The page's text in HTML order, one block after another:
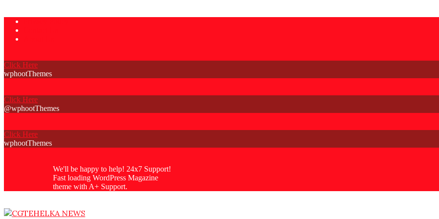
Skip
content
Click Here
wphootThemes
Click Here
@wphootThemes
Click Here
wphootThemes
We'll be happy to help! 24x7 Support!
Fast loading WordPress Magazine
theme with A+ Support.